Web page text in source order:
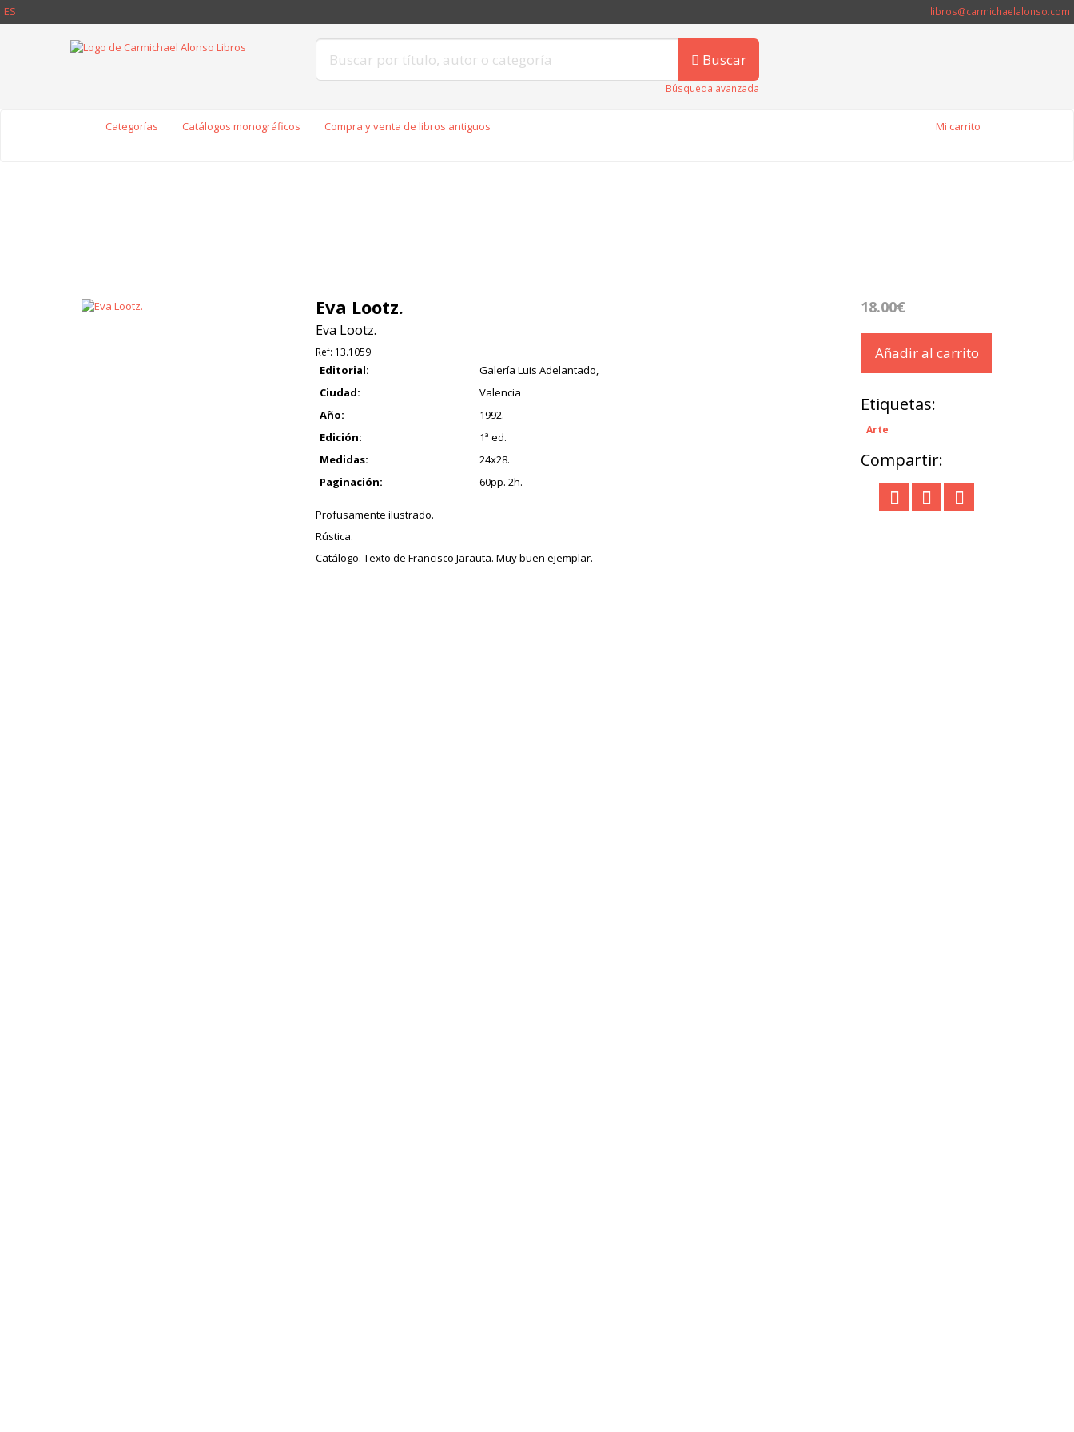
ES libros@carmichaelalonso.com
Buscar
Búsqueda avanzada
Categorías Catálogos monográficos Compra y venta de libros antiguos Mi carrito
Eva Lootz.
Eva Lootz.
Ref: 13.1059
Editorial:
Galería Luis Adelantado,
Ciudad:
Valencia
Año:
1992.
Edición:
1ª ed.
Medidas:
24x28.
Paginación:
60pp. 2h.
Profusamente ilustrado.
Rústica.
Catálogo. Texto de Francisco Jarauta. Muy buen ejemplar.
18.00€
Añadir al carrito
Etiquetas:
Arte
Compartir: